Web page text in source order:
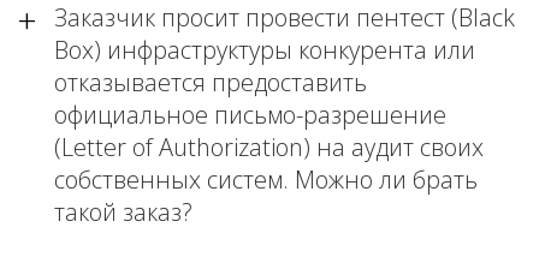
Заказчик просит провести пентест (Black
Box) инфраструктуры конкурента или
отказывается предоставить
официальное письмо-разрешение
(Letter of Authorization) на аудит своих
собственных систем. Можно ли брать
такой заказ?